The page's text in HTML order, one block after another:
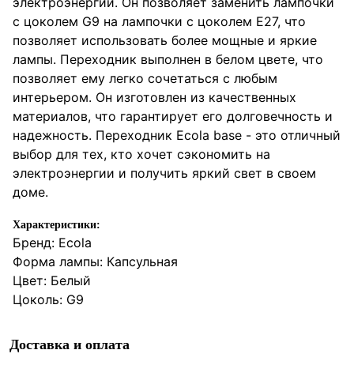
с цоколем G9 на лампочки с цоколем E27, что
позволяет использовать более мощные и яркие
лампы. Переходник выполнен в белом цвете, что
позволяет ему легко сочетаться с любым
интерьером. Он изготовлен из качественных
материалов, что гарантирует его долговечность и
надежность. Переходник Ecola base - это отличный
выбор для тех, кто хочет сэкономить на
электроэнергии и получить яркий свет в своем
доме.
Характеристики:
Бренд: Ecola
Форма лампы: Капсульная
Цвет: Белый
Цоколь: G9
Доставка и оплата